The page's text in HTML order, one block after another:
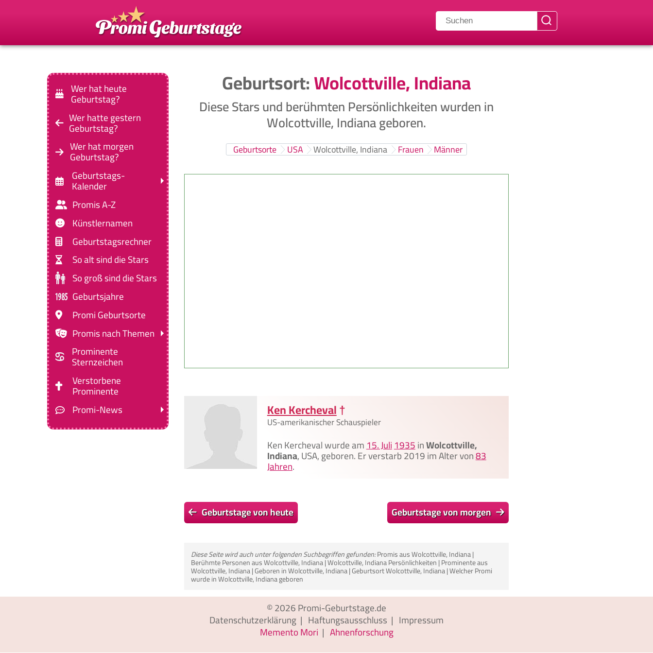
Wer hat heute
Geburtstag?
Wer hatte gestern
Geburtstag?
Wer hat morgen
Geburtstag?
Geburtstags-
Kalender
Promis A-Z
Künstlernamen
Geburtstagsrechner
So alt sind die Stars
So groß sind die Stars
Geburtsjahre
Promi Geburtsorte
Promis nach Themen
Prominente
Sternzeichen
Verstorbene
Prominente
Promi-News
Geburtsort:Wolcottville, Indiana
Diese Stars und berühmten Persönlichkeiten wurden in
Wolcottville, Indiana geboren.
Geburtsorte USA Wolcottville, Indiana Frauen Männer
Ken Kercheval†
US-amerikanischer Schauspieler
Ken Kercheval wurde am15. Juli1935inWolcottville,
Indiana, USA, geboren. Er verstarb 2019 im Alter von83
Jahren.
Geburtstage von heute Geburtstage von morgen
Diese Seite wird auch unter folgenden Suchbegriffen gefunden:Promis aus Wolcottville, Indiana |
Berühmte Personen aus Wolcottville, Indiana | Wolcottville, Indiana Persönlichkeiten | Prominente aus
Wolcottville, Indiana | Geboren in Wolcottville, Indiana | Geburtsort Wolcottville, Indiana | Welcher Promi
wurde in Wolcottville, Indiana geboren
© 2026Promi-Geburtstage.de
Datenschutzerklärung | Haftungsausschluss | Impressum
Memento Mori | Ahnenforschung